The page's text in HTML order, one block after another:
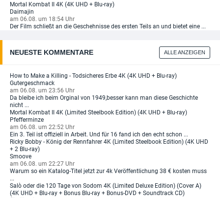
Mortal Kombat II 4K (4K UHD + Blu-ray)
Daimajin
am 06.08. um 18:54 Uhr
Der Film schließt an die Geschehnisse des ersten Teils an und bietet eine ...
NEUESTE KOMMENTARE ALLE ANZEIGEN
How to Make a Killing - Todsicheres Erbe 4K (4K UHD + Blu-ray)
Gutergeschmack
am 06.08. um 23:56 Uhr
Da bleibe ich beim Orginal von 1949,besser kann man diese Geschichte
nicht ...
Mortal Kombat II 4K (Limited Steelbook Edition) (4K UHD + Blu-ray)
Pfefferminze
am 06.08. um 22:52 Uhr
Ein 3. Teil ist offiziell in Arbeit. Und für 16 fand ich den echt schon ...
Ricky Bobby - König der Rennfahrer 4K (Limited Steelbook Edition) (4K UHD
+ 2 Blu-ray)
Smoove
am 06.08. um 22:27 Uhr
Warum so ein Katalog-Titel jetzt zur 4k Veröffentlichung 38 € kosten muss
...
Salò oder die 120 Tage von Sodom 4K (Limited Deluxe Edition) (Cover A)
(4K UHD + Blu-ray + Bonus Blu-ray + Bonus-DVD + Soundtrack CD)